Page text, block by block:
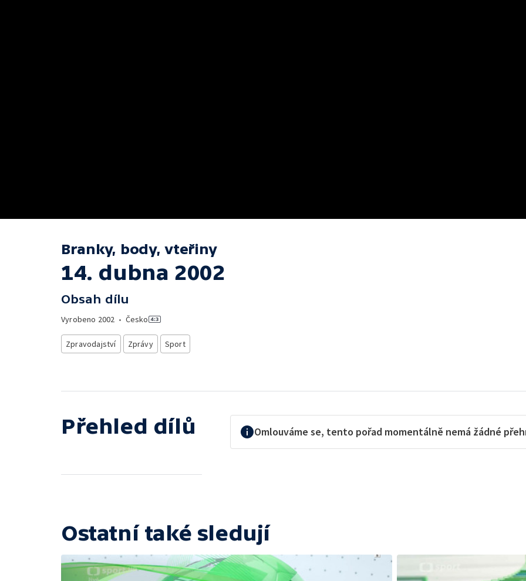
Branky, body, vteřiny
14. dubna 2002
Obsah dílu
Vyrobeno 2002 • Česko
Zpravodajství Zprávy Sport
Přehled dílů Omlouváme se, tento pořad momentálně nemá žádné
Ostatní také sledují